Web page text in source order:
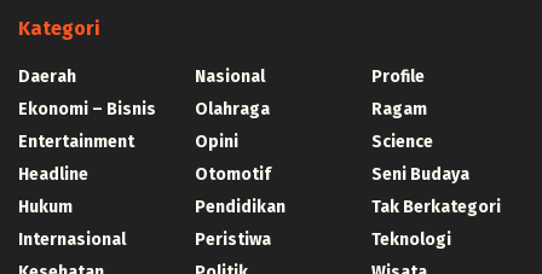
sultan69
joker123
slot mahjong
demo mahjong
slot bet 200
slot gacor
https://consumerstore.siccura.com/
https://blog.sparkresto.com/
Kategori
Daerah
Ekonomi – Bisnis
Entertainment
Headline
Hukum
Internasional
Nasional
Olahraga
Opini
Otomotif
Pendidikan
Peristiwa
Profile
Ragam
Science
Seni Budaya
Tak Berkategori
Teknologi